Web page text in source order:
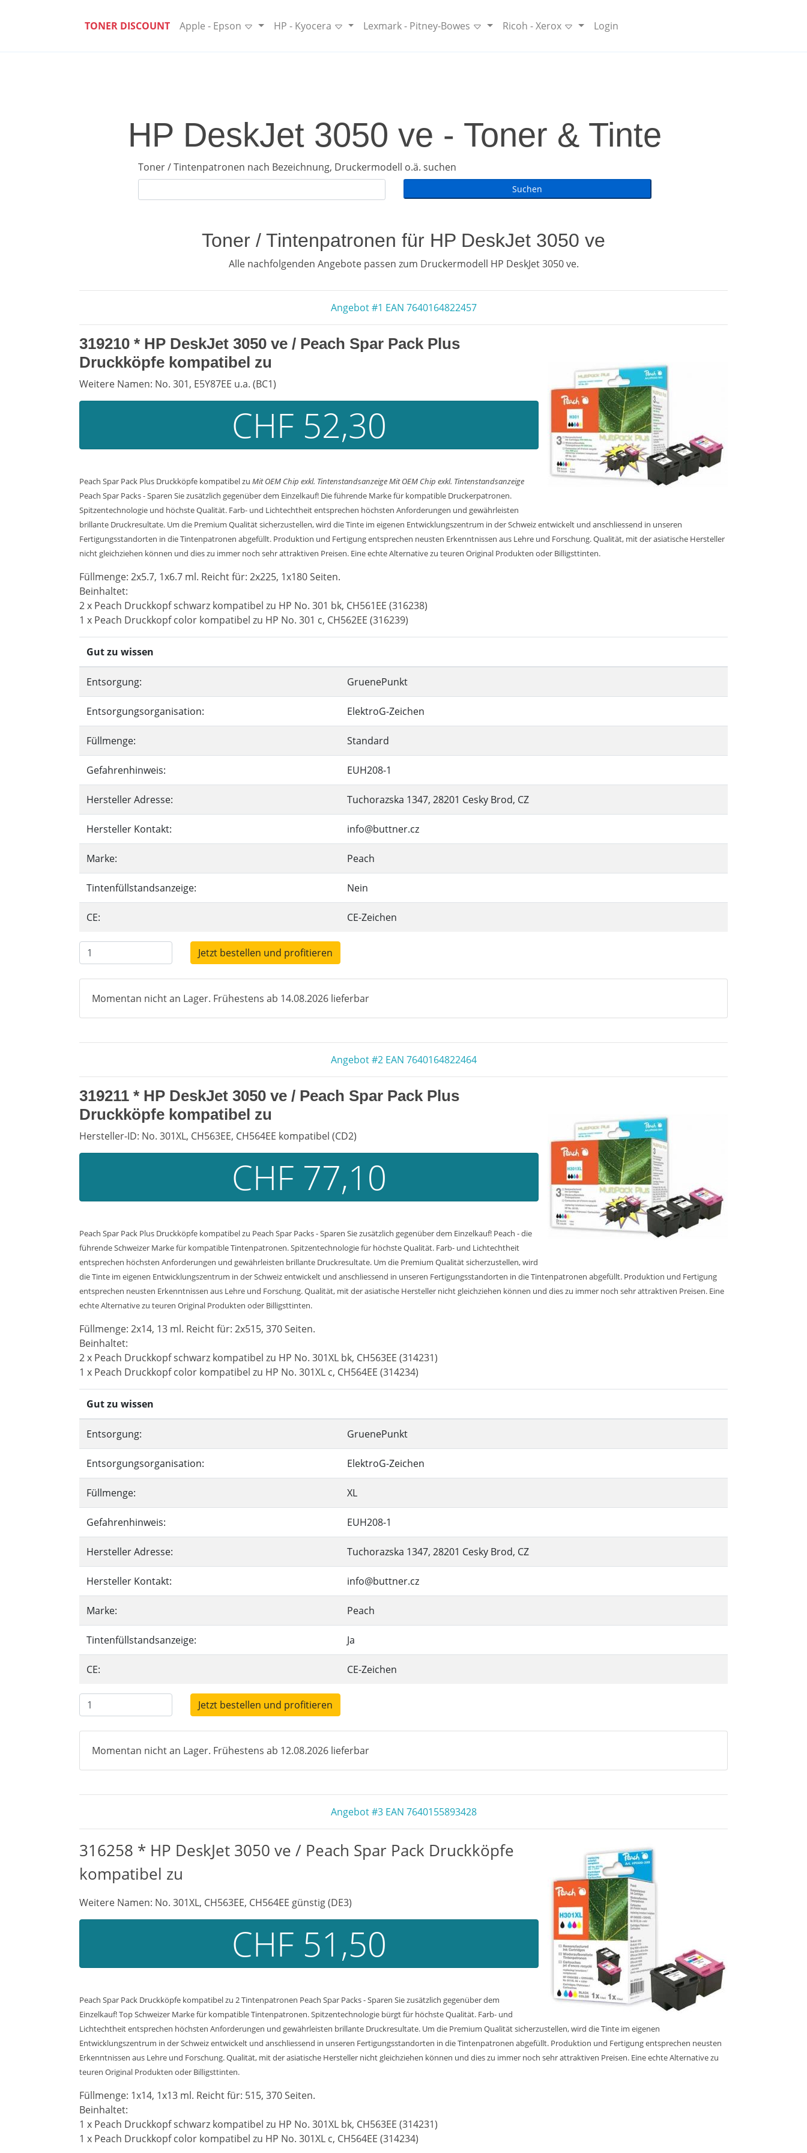
TONER DISCOUNT Apple - Epson HP - Kyocera Lexmark - Pitney-Bowes Ricoh - Xerox Login
HP DeskJet 3050 ve - Toner & Tinte
Toner / Tintenpatronen nach Bezeichnung, Druckermodell o.ä. suchen
Toner / Tintenpatronen für HP DeskJet 3050 ve
Alle nachfolgenden Angebote passen zum Druckermodell HP DeskJet 3050 ve.
Angebot #1 EAN 7640164822457
319210 * HP DeskJet 3050 ve / Peach Spar Pack Plus
Druckköpfe kompatibel zu
Weitere Namen: No. 301, E5Y87EE u.a. (BC1)
CHF 52,30
Peach Spar Pack Plus Druckköpfe kompatibel zu Mit OEM Chip exkl. TintenstandsanzeigeMit OEM Chip exkl. Tintenstandsanzeige
Peach Spar Packs - Sparen Sie zusätzlich gegenüber dem Einzelkauf! Die führende Marke für kompatible Druckerpatronen.
Spitzentechnologie und höchste Qualität. Farb- und Lichtechtheit entsprechen höchsten Anforderungen und gewährleisten
brillante Druckresultate. Um die Premium Qualität sicherzustellen, wird die Tinte im eigenen Entwicklungszentrum in der Schweiz entwickelt und anschliessend in unseren
Fertigungsstandorten in die Tintenpatronen abgefüllt. Produktion und Fertigung entsprechen neusten Erkenntnissen aus Lehre und Forschung. Qualität, mit der asiatische Hersteller
nicht gleichziehen können und dies zu immer noch sehr attraktiven Preisen. Eine echte Alternative zu teuren Original Produkten oder Billigsttinten.
Füllmenge: 2x5.7, 1x6.7 ml. Reicht für: 2x225, 1x180 Seiten.
Beinhaltet:
2 x Peach Druckkopf schwarz kompatibel zu HP No. 301 bk, CH561EE (316238)
1 x Peach Druckkopf color kompatibel zu HP No. 301 c, CH562EE (316239)
Gut zu wissen
Entsorgung: GruenePunkt
Entsorgungsorganisation: ElektroG-Zeichen
Füllmenge: Standard
Gefahrenhinweis: EUH208-1
Hersteller Adresse: Tuchorazska 1347, 28201 Cesky Brod, CZ
Hersteller Kontakt: info@buttner.cz
Marke: Peach
Tintenfüllstandsanzeige: Nein
CE: CE-Zeichen
Jetzt bestellen und profitieren
Momentan nicht an Lager. Frühestens ab 14.08.2026 lieferbar
Angebot #2 EAN 7640164822464
319211 * HP DeskJet 3050 ve / Peach Spar Pack Plus
Druckköpfe kompatibel zu
Hersteller-ID: No. 301XL, CH563EE, CH564EE kompatibel (CD2)
CHF 77,10
Peach Spar Pack Plus Druckköpfe kompatibel zu Peach Spar Packs - Sparen Sie zusätzlich gegenüber dem Einzelkauf! Peach - die
führende Schweizer Marke für kompatible Tintenpatronen. Spitzentechnologie für höchste Qualität. Farb- und Lichtechtheit
entsprechen höchsten Anforderungen und gewährleisten brillante Druckresultate. Um die Premium Qualität sicherzustellen, wird
die Tinte im eigenen Entwicklungszentrum in der Schweiz entwickelt und anschliessend in unseren Fertigungsstandorten in die Tintenpatronen abgefüllt. Produktion und Fertigung
entsprechen neusten Erkenntnissen aus Lehre und Forschung. Qualität, mit der asiatische Hersteller nicht gleichziehen können und dies zu immer noch sehr attraktiven Preisen. Eine
echte Alternative zu teuren Original Produkten oder Billigsttinten.
Füllmenge: 2x14, 13 ml. Reicht für: 2x515, 370 Seiten.
Beinhaltet:
2 x Peach Druckkopf schwarz kompatibel zu HP No. 301XL bk, CH563EE (314231)
1 x Peach Druckkopf color kompatibel zu HP No. 301XL c, CH564EE (314234)
Gut zu wissen
Entsorgung: GruenePunkt
Entsorgungsorganisation: ElektroG-Zeichen
Füllmenge: XL
Gefahrenhinweis: EUH208-1
Hersteller Adresse: Tuchorazska 1347, 28201 Cesky Brod, CZ
Hersteller Kontakt: info@buttner.cz
Marke: Peach
Tintenfüllstandsanzeige: Ja
CE: CE-Zeichen
Jetzt bestellen und profitieren
Momentan nicht an Lager. Frühestens ab 12.08.2026 lieferbar
Angebot #3 EAN 7640155893428
316258 * HP DeskJet 3050 ve / Peach Spar Pack Druckköpfe
kompatibel zu
Weitere Namen: No. 301XL, CH563EE, CH564EE günstig (DE3)
CHF 51,50
Peach Spar Pack Druckköpfe kompatibel zu 2 Tintenpatronen Peach Spar Packs - Sparen Sie zusätzlich gegenüber dem
Einzelkauf! Top Schweizer Marke für kompatible Tintenpatronen. Spitzentechnologie bürgt für höchste Qualität. Farb- und
Lichtechtheit entsprechen höchsten Anforderungen und gewährleisten brillante Druckresultate. Um die Premium Qualität sicherzustellen, wird die Tinte im eigenen
Entwicklungszentrum in der Schweiz entwickelt und anschliessend in unseren Fertigungsstandorten in die Tintenpatronen abgefüllt. Produktion und Fertigung entsprechen neusten
Erkenntnissen aus Lehre und Forschung. Qualität, mit der asiatische Hersteller nicht gleichziehen können und dies zu immer noch sehr attraktiven Preisen. Eine echte Alternative zu
teuren Original Produkten oder Billigsttinten.
Füllmenge: 1x14, 1x13 ml. Reicht für: 515, 370 Seiten.
Beinhaltet:
1 x Peach Druckkopf schwarz kompatibel zu HP No. 301XL bk, CH563EE (314231)
1 x Peach Druckkopf color kompatibel zu HP No. 301XL c, CH564EE (314234)